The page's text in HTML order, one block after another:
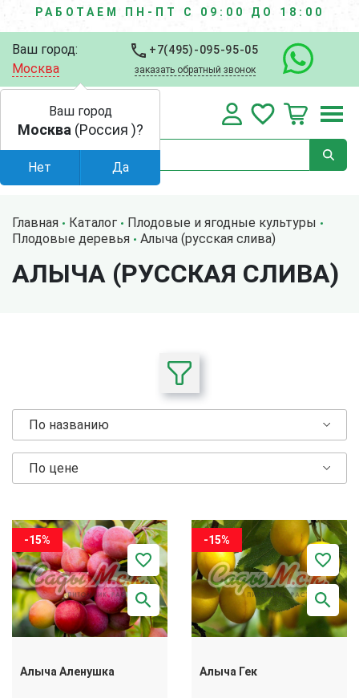
РАБОТАЕМ ПН-ПТ С 09:00 ДО 18:00
Ваш город:
Москва
+7(495)-095-95-05
заказать обратный звонок
Главная Каталог
Плодовые и ягодные культуры
Плодовые деревья
Алыча (русская слива)
АЛЫЧА (РУССКАЯ СЛИВА)
По названию
По цене
-15%
Алыча Аленушка
-15%
Алыча Гек
Ваш город
Москва (Россия )?
Нет Да